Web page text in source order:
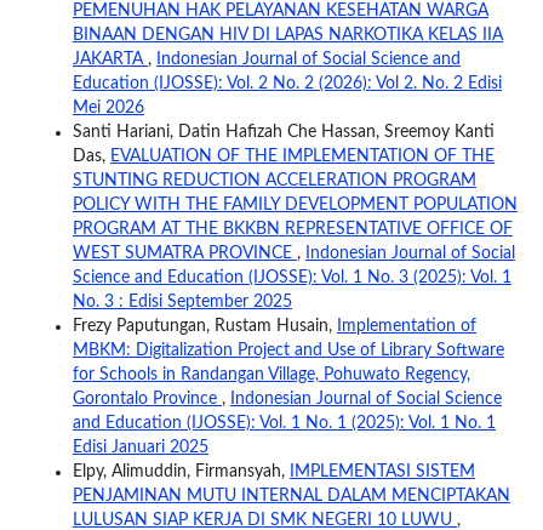
PEMENUHAN HAK PELAYANAN KESEHATAN WARGA
BINAAN DENGAN HIV DI LAPAS NARKOTIKA KELAS IIA
JAKARTA ,
Indonesian Journal of Social Science and
Education (IJOSSE): Vol. 2 No. 2 (2026): Vol 2. No. 2 Edisi
Mei 2026
Santi Hariani, Datin Hafizah Che Hassan, Sreemoy Kanti
Das, EVALUATION OF THE IMPLEMENTATION OF THE
STUNTING REDUCTION ACCELERATION PROGRAM
POLICY WITH THE FAMILY DEVELOPMENT POPULATION
PROGRAM AT THE BKKBN REPRESENTATIVE OFFICE OF
WEST SUMATRA PROVINCE ,
Indonesian Journal of Social
Science and Education (IJOSSE): Vol. 1 No. 3 (2025): Vol. 1
No. 3 : Edisi September 2025
Frezy Paputungan, Rustam Husain,
Implementation of
MBKM: Digitalization Project and Use of Library Software
for Schools in Randangan Village, Pohuwato Regency,
Gorontalo Province ,
Indonesian Journal of Social Science
and Education (IJOSSE): Vol. 1 No. 1 (2025): Vol. 1 No. 1
Edisi Januari 2025
Elpy, Alimuddin, Firmansyah,
IMPLEMENTASI SISTEM
PENJAMINAN MUTU INTERNAL DALAM MENCIPTAKAN
LULUSAN SIAP KERJA DI SMK NEGERI 10 LUWU ,